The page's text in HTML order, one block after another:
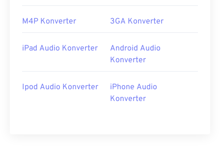
M4P Konverter 3GA Konverter
iPad Audio Konverter
Android Audio
Konverter
Ipod Audio Konverter
iPhone Audio
Konverter